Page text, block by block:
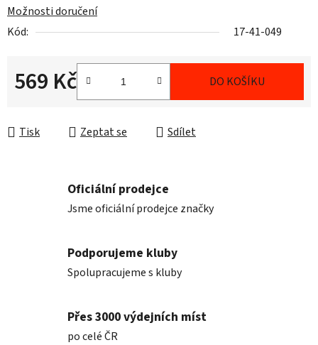
Možnosti doručení
Kód:
17-41-049
569 Kč DO KOŠÍKU
Tisk Zeptat se Sdílet
Oficiální prodejce
Jsme oficiální prodejce značky
Podporujeme kluby
Spolupracujeme s kluby
Přes 3000 výdejních míst
po celé ČR